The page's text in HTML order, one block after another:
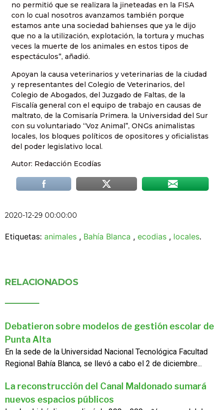
no permitió que se realizara la jineteadas en la FISA
con lo cual nosotros avanzamos también porque
estamos ante una sociedad bahienses que ya le dijo
que no a la utilización, explotación, la tortura y muchas
veces la muerte de los animales en estos tipos de
espectáculos”, añadió.
Apoyan la causa veterinarios y veterinarias de la ciudad
y representantes del Colegio de Veterinarios, del
Colegio de Abogados, del Juzgado de Faltas, de la
Fiscalía general con el equipo de trabajo en causas de
maltrato, de la Comisaría Primera. la Universidad del Sur
con su voluntariado “Voz Animal”, ONGs animalistas
locales, los bloques políticos de opositores y oficialistas
del poder legislativo local.
Autor: Redacción Ecodías
2020-12-29 00:00:00
Etiquetas: animales , Bahía Blanca , ecodias , locales.
RELACIONADOS
Debatieron sobre modelos de gestión escolar de
Punta Alta
En la sede de la Universidad Nacional Tecnológica Facultad
Regional Bahía Blanca, se llevó a cabo el 2 de diciembre...
La reconstrucción del Canal Maldonado sumará
nuevos espacios públicos